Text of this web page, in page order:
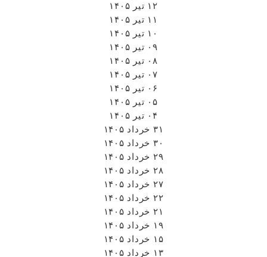
۱۲ تیر ۱۴۰۵
۱۱ تیر ۱۴۰۵
۱۰ تیر ۱۴۰۵
۰۹ تیر ۱۴۰۵
۰۸ تیر ۱۴۰۵
۰۷ تیر ۱۴۰۵
۰۶ تیر ۱۴۰۵
۰۵ تیر ۱۴۰۵
۰۴ تیر ۱۴۰۵
۳۱ خرداد ۱۴۰۵
۳۰ خرداد ۱۴۰۵
۲۹ خرداد ۱۴۰۵
۲۸ خرداد ۱۴۰۵
۲۷ خرداد ۱۴۰۵
۲۲ خرداد ۱۴۰۵
۲۱ خرداد ۱۴۰۵
۱۹ خرداد ۱۴۰۵
۱۵ خرداد ۱۴۰۵
۱۳ خرداد ۱۴۰۵